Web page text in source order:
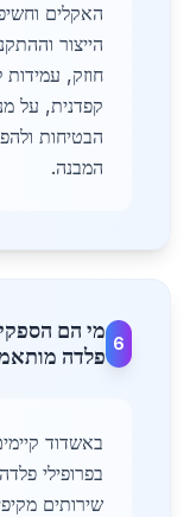
האקלים
הייצור
חוזק, עמידות
קפדנית, על
הבטיחות
המבנה.
6
מי הם
פלדה
באשדוד
בפרופילי
שירותים